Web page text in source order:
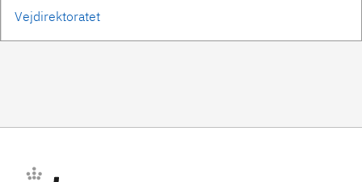
Vejdirektoratet